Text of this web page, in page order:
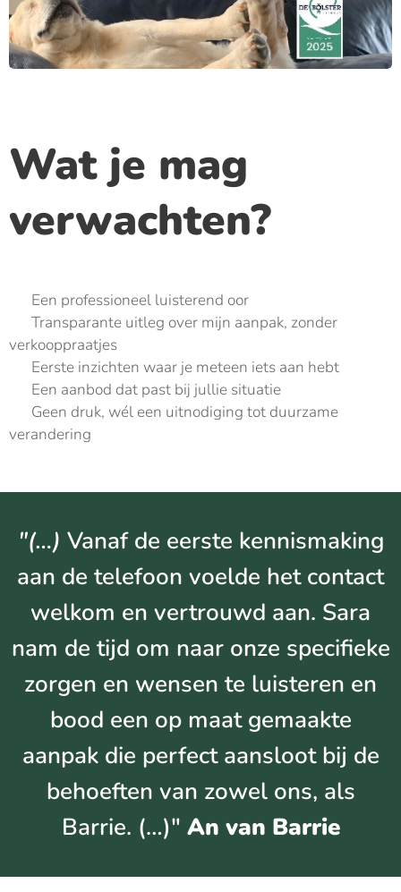
Wat je mag
verwachten?
✔️ Een professioneel luisterend oor
✔️ Transparante uitleg over mijn aanpak, zonder
verkooppraatjes
✔️ Eerste inzichten waar je meteen iets aan hebt
✔️ Een aanbod dat past bij jullie situatie
✔️ Geen druk, wél een uitnodiging tot duurzame
verandering
"(…) Vanaf de eerste kennismaking
aan de telefoon voelde het contact
welkom en vertrouwd aan. Sara
nam de tijd om naar onze specifieke
zorgen en wensen te luisteren en
bood een op maat gemaakte
aanpak die perfect aansloot bij de
behoeften van zowel ons, als
Barrie. (…)" An van Barrie